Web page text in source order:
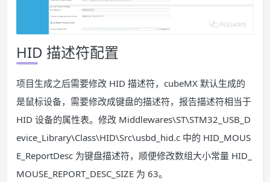
HID 描述符配置
项目生成之后需要修改 HID 描述符，cubeMX 默认生成的
是鼠标设备，需要修改成键盘的描述符，报告描述符相当于
HID 设备的属性表。修改 Middlewares\ST\STM32_USB_D
evice_Library\Class\HID\Src\usbd_hid.c 中的 HID_MOUS
E_ReportDesc 为键盘描述符，顺便修改数组大小常量 HID_
MOUSE_REPORT_DESC_SIZE 为 63。